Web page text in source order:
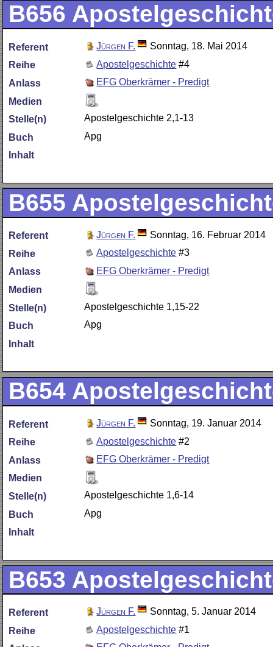
B656
Referent Jürgen F.
Sonntag, 18. Mai 2014
Reihe
Apostelgeschichte #4
Anlass
EFG Oberkrämer - Predigt
Medien
Stelle(n)
Apostelgeschichte 2,1-13
Buch
Apg
Inhalt
B655
Referent Jürgen F.
Sonntag, 16. Februar 2014
Reihe
Apostelgeschichte #3
Anlass
EFG Oberkrämer - Predigt
Medien
Stelle(n)
Apostelgeschichte 1,15-22
Buch
Apg
Inhalt
B654
Referent Jürgen F.
Sonntag, 19. Januar 2014
Reihe
Apostelgeschichte #2
Anlass
EFG Oberkrämer - Predigt
Medien
Stelle(n)
Apostelgeschichte 1,6-14
Buch
Apg
Inhalt
B653
Referent Jürgen F.
Sonntag, 5. Januar 2014
Reihe
Apostelgeschichte #1